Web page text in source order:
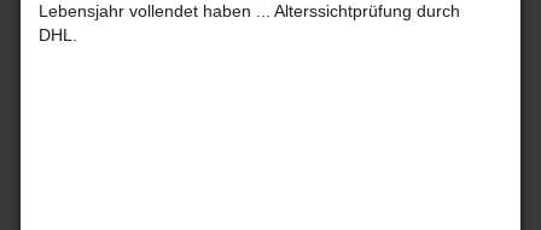
Lebensjahr vollendet haben ... Alterssichtprüfung durch
DHL.